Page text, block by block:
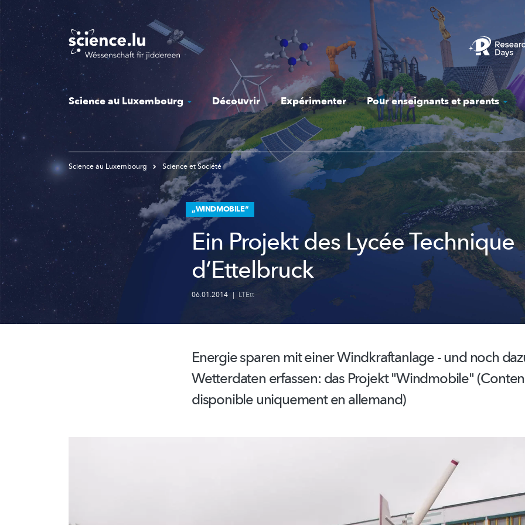
Skip
to
main
content
Science au Luxembourg Découvrir Expérimenter Pour enseignants et parents
Science au Luxembourg Science et Société
„WINDMOBILE“
Ein Projekt des Lycée Technique
d‘Ettelbruck
06.01.2014 | LTEtt
Energie sparen mit einerWindkraftanlage- und noch
Wetterdaten erfassen: das Projekt "Windmobile"
disponible uniquement en allemand)